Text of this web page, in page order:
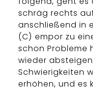
schräg rechts
anschließend in
(C) empor zu
schon Probleme
wieder
Schwierigkeiten
erhöhen, und es